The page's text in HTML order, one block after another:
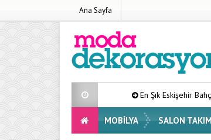
Ana Sayfa
En Şık Eskişehir Bahçe
MOBILYA SALON